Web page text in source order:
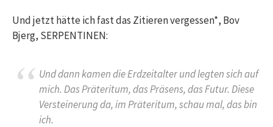
Und jetzt hätte ich fast das Zitieren vergessen*, Bov
Bjerg, SERPENTINEN:
Und dann kamen die Erdzeitalter und legten sich auf
mich. Das Präteritum, das Präsens, das Futur. Diese
Versteinerung da, im Präteritum, schau mal, das bin
ich.